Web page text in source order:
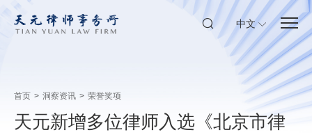
中文
首页 > 洞察资讯 > 荣誉奖项
天元新增多位律师入选《北京市律